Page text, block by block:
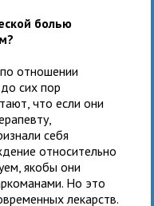
болью
отношении
сих пор
что если они
себя
относительно
якобы они
Но это
лекарств.